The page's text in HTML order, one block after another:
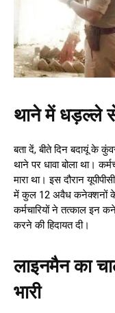
थाने में धड़ल्ले से
बता दें, बीते दिन बदायूं के
थाने पर धावा बोला था।
मारा था। इस दौरान
में कुल 12 अवैध कनेक्शनों के
कर्मचारियों ने तत्काल इन
करने की हिदायत दी।
लाइनमैन का
भारी